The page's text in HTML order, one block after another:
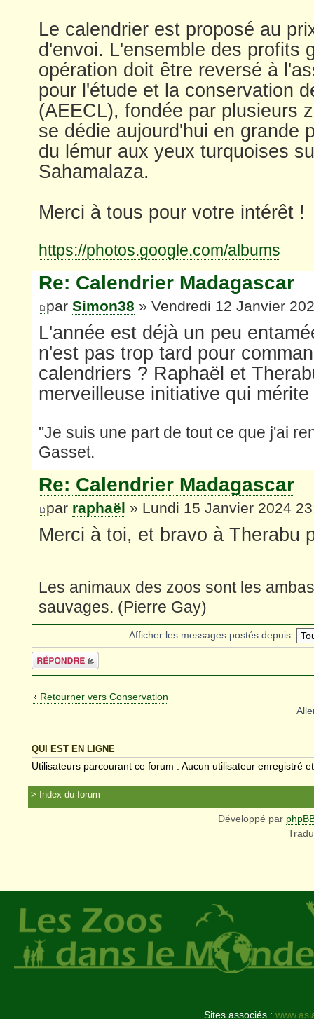
Le calendrier est proposé au
d'envoi. L'ensemble des profits
opération doit être reversé à
pour l'étude et la conservation
(AEECL), fondée par plusieurs
se dédie aujourd'hui en grande
du lémur aux yeux turquoises
Sahamalaza.
Merci à tous pour votre intérêt !
https://photos.google.com/albums
Re: Calendrier Madagascar
par Simon38 » Vendredi 12 Janvier
L'année est déjà un peu
n'est pas trop tard pour
calendriers ? Raphaël et
merveilleuse initiative qui
"Je suis une part de tout ce que j'ai
Gasset.
Re: Calendrier Madagascar
par raphaël » Lundi 15 Janvier 2024
Merci à toi, et bravo à Therabu
Les animaux des zoos sont les
sauvages. (Pierre Gay)
Afficher les messages postés depuis:
Répondre
Retourner vers Conservation
QUI EST EN LIGNE
Utilisateurs parcourant ce forum : Aucun utilisateur enregistré
Index du forum
Développé par
Sites associés :